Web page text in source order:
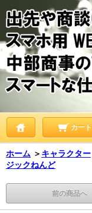
カート
ホーム ＞ キャラクター
ジックねんど
前の商品へ